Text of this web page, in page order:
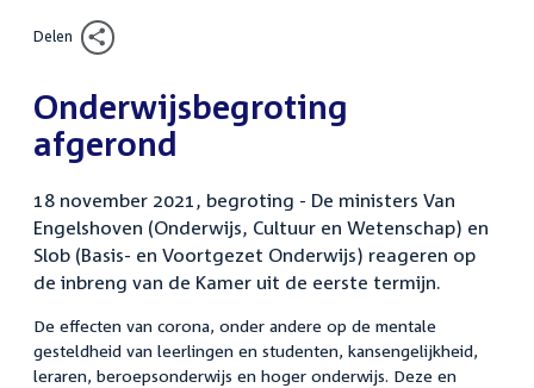
Delen
Onderwijsbegroting
afgerond
18 november 2021, begroting - De ministers Van
Engelshoven (Onderwijs, Cultuur en Wetenschap) en
Slob (Basis- en Voortgezet Onderwijs) reageren op
de inbreng van de Kamer uit de eerste termijn.
De effecten van corona, onder andere op de mentale
gesteldheid van leerlingen en studenten, kansengelijkheid,
leraren, beroepsonderwijs en hoger onderwijs. Deze en